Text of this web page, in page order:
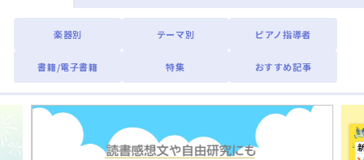
ン
楽器別 テーマ別 ピアノ指導者
書籍/電子書籍 特集 おすすめ記事